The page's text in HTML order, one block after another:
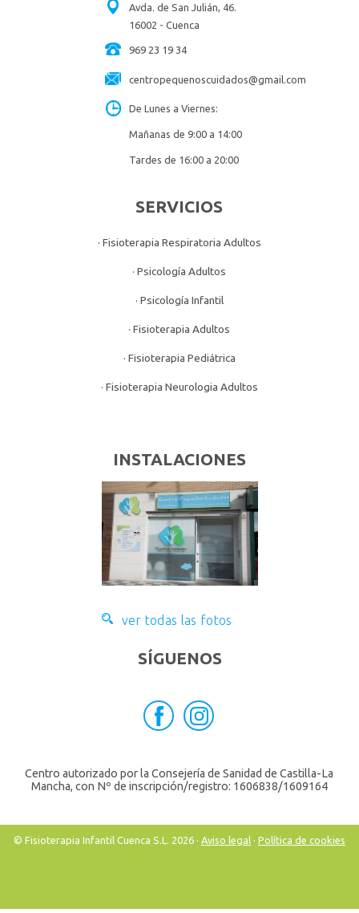
Avda. de San Julián, 46.
16002 - Cuenca
969 23 19 34
centropequenoscuidados@gmail.com
De Lunes a Viernes:
Mañanas de 9:00 a 14:00
Tardes de 16:00 a 20:00
SERVICIOS
· Fisioterapia Respiratoria Adultos
· Psicología Adultos
· Psicología Infantil
· Fisioterapia Adultos
· Fisioterapia Pediátrica
· Fisioterapia Neurologia Adultos
INSTALACIONES
ver todas las fotos
SÍGUENOS
Centro autorizado por la Consejería de Sanidad de Castilla-La
Mancha, con Nº de inscripción/registro: 1606838/1609164
© Fisioterapia Infantil Cuenca S.L. 2026 · Aviso legal · Política de cookies